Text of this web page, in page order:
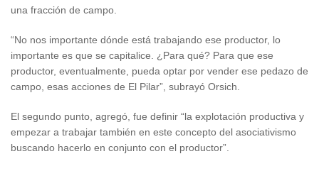
una fracción de campo.
“No nos importante dónde está trabajando ese productor, lo
importante es que se capitalice. ¿Para qué? Para que ese
productor, eventualmente, pueda optar por vender ese pedazo de
campo, esas acciones de El Pilar”, subrayó Orsich.
El segundo punto, agregó, fue definir “la explotación productiva y
empezar a trabajar también en este concepto del asociativismo
buscando hacerlo en conjunto con el productor”.